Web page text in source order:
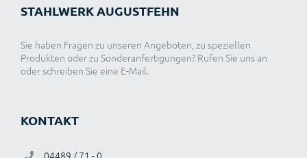
STAHLWERK AUGUSTFEHN
Sie haben Fragen zu unseren Angeboten, zu speziellen
Produkten oder zu Sonderanfertigungen? Rufen Sie uns an
oder schreiben Sie eine E-Mail.
KONTAKT